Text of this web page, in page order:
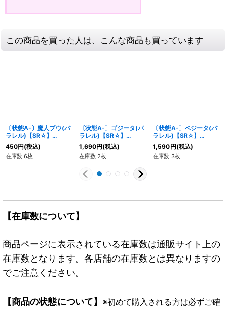
この商品を買った人は、こんな商品も買っています
〔状態A-〕魔人ブウ(パ
ラレル)【SR☆】
{FB03-093}
450円(税込)
在庫数 6枚
〔状態A-〕ゴジータ(パ
ラレル)【SR☆】
{FB06-097}
1,690円(税込)
在庫数 2枚
〔状態A-〕ベジータ(パ
ラレル)【SR☆】
{FB03-089}
1,590円(税込)
在庫数 3枚
【在庫数について】
商品ページに表示されている在庫数は通販サイト上の
在庫数となります。各店舗の在庫数とは異なりますの
でご注意ください。
【商品の状態について】 ※初めて購入される方は必ずご確